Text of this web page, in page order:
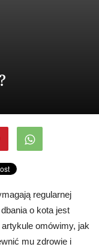
regularnej
o kota jest
omówimy, jak
mu zdrowie i